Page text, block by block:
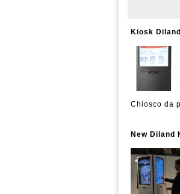
Kiosk
Chiosco da
Monitor
Stampa di
Save
Richiedi
New Diland